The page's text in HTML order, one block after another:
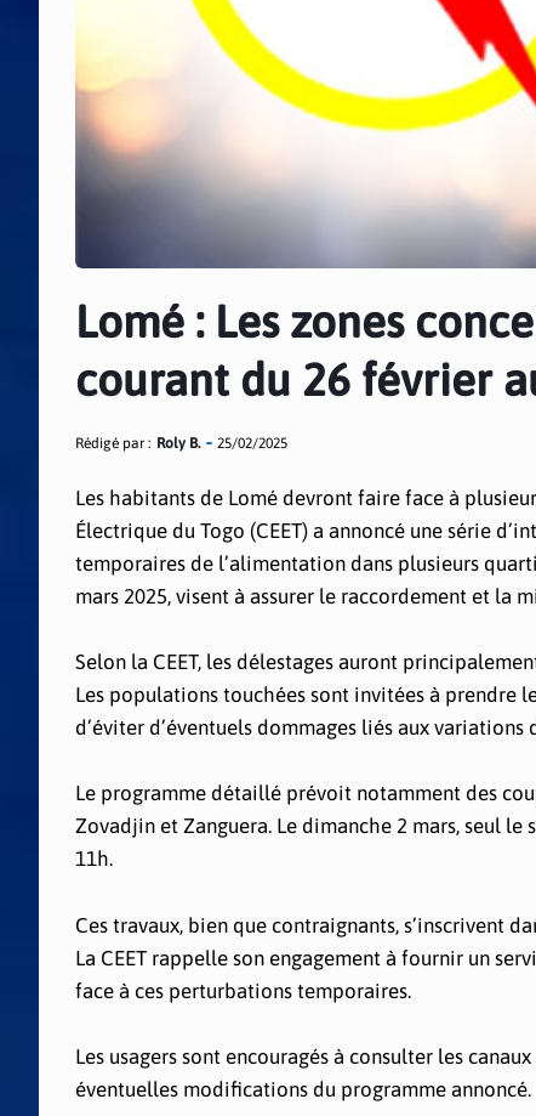
Lomé : Les zones
courant du 26 février
Rédigé par : Roly B. 25/02/2025
Les habitants de Lomé devront faire face à
Électrique du Togo (CEET) a annoncé une série
temporaires de l’alimentation dans plusieurs
mars 2025, visent à assurer le raccordement et la
Selon la CEET, les délestages auront
Les populations touchées sont invitées à prendre
d’éviter d’éventuels dommages liés aux variations
Le programme détaillé prévoit notamment des
Zovadjin et Zanguera. Le dimanche 2 mars, seul
11h.
Ces travaux, bien que contraignants, s’inscrivent
La CEET rappelle son engagement à fournir un
face à ces perturbations temporaires.
Les usagers sont encouragés à consulter les
éventuelles modifications du programme annoncé.